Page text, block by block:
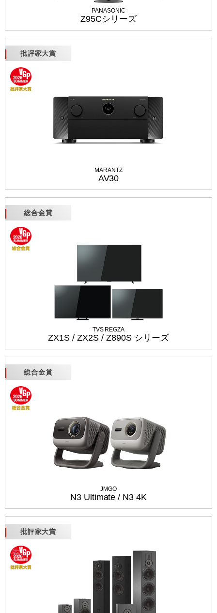
PANASONIC
Z95Cシリーズ
批評家大賞
MARANTZ
AV30
総合金賞
TVS REGZA
ZX1S / ZX2S / Z890S シリーズ
総合金賞
JMGO
N3 Ultimate / N3 4K
批評家大賞